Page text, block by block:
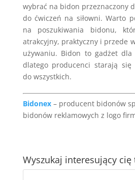
wybrać na bidon przeznaczony
do ćwiczeń na siłowni. Warto
na poszukiwania bidonu,
atrakcyjny, praktyczny i przede
używaniu. Bidon to gadżet dla
dlatego producenci starają się
do wszystkich.
Bidonex– producent bidonów
bidonów reklamowych z logo
Wyszukaj interesujący cię